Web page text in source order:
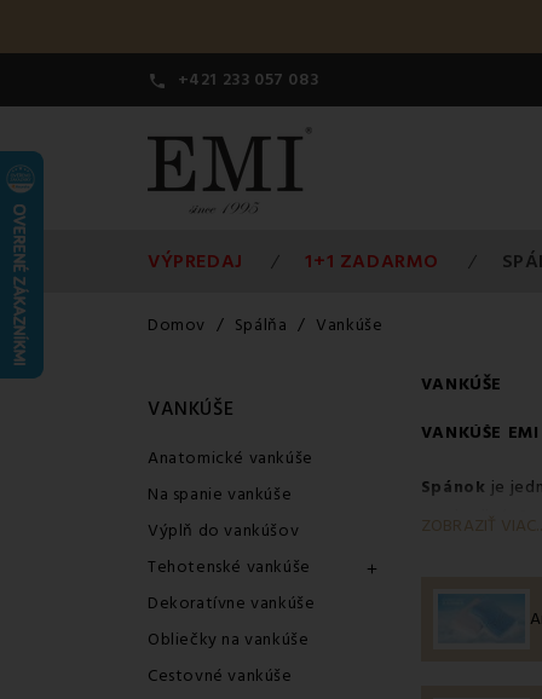
 +421 233 057 083
VÝPREDAJ 1+1 ZADARMO
Domov Spálňa Vankúše
VANKÚŠE
Anatomické vankúše
Na spanie vankúše
Výplň do vankúšov
Tehotenské vankúše

Dekoratívne vankúše
Obliečky na vankúše
Cestovné vankúše
VANKÚŠE
VANKÚŠE
Spánok je
a pohodlný. A
Vyberte
ZOBRAZIŤ VIAC...